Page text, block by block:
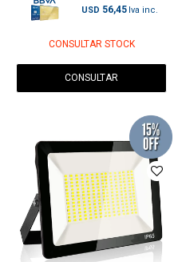
USD 56,45
CONSULTAR STOCK
CONSULTAR